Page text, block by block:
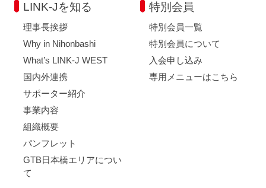
LINK-Jを知る
理事長挨拶
Why in Nihonbashi
What’s LINK-J WEST
国内外連携
サポーター紹介
事業内容
組織概要
パンフレット
GTB日本橋エリアについ
て
特別会員
特別会員一覧
特別会員について
入会申し込み
専用メニューはこちら